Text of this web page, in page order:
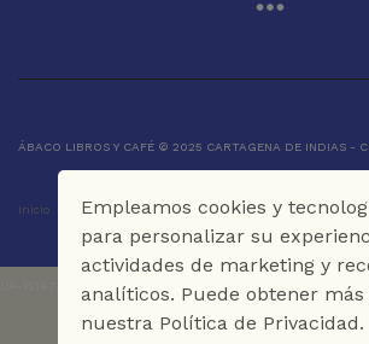
ÁBACO LIBROS Y CAFÉ © 2025 CARTAGENA DE INDIAS -
Inicio Tienda La Librería Galería Café
Empleamos cookies y
para personalizar su
actividades de marketing y
analíticos. Puede obtener
nuestra Política de Privacidad.